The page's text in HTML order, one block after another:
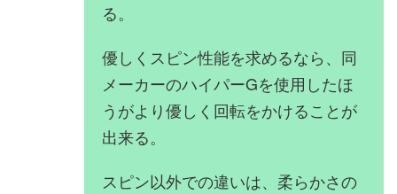
る。
優しくスピン性能を求めるなら、同
メーカーのハイパーGを使用したほ
うがより優しく回転をかけることが
出来る。
スピン以外での違いは、柔らかさの